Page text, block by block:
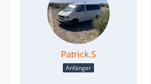
Patrick.S
Anfänger